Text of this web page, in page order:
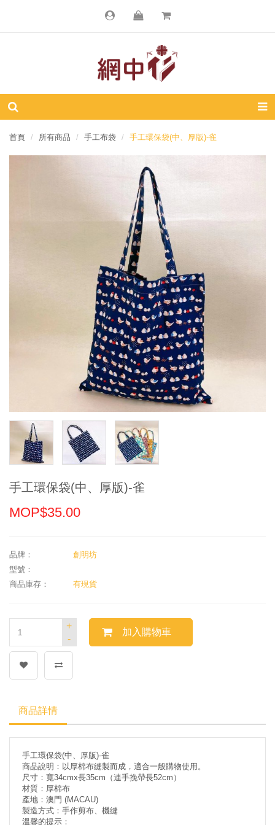
首頁 所有商品 手工布袋 手工環保袋(中、厚版)-雀
手工環保袋(中、厚版)-雀
MOP$35.00
品牌：
創明坊
型號：
商品庫存：
有現貨
-
+
加入購物車
商品詳情
手工環保袋(中、厚版)-雀
商品說明：以厚棉布縫製而成，適合一般購物使用。
尺寸：寬34cmx長35cm（連手挽帶長52cm）
材質：厚棉布
產地：澳門 (MACAU)
製造方式：手作剪布、機縫
溫馨的提示：